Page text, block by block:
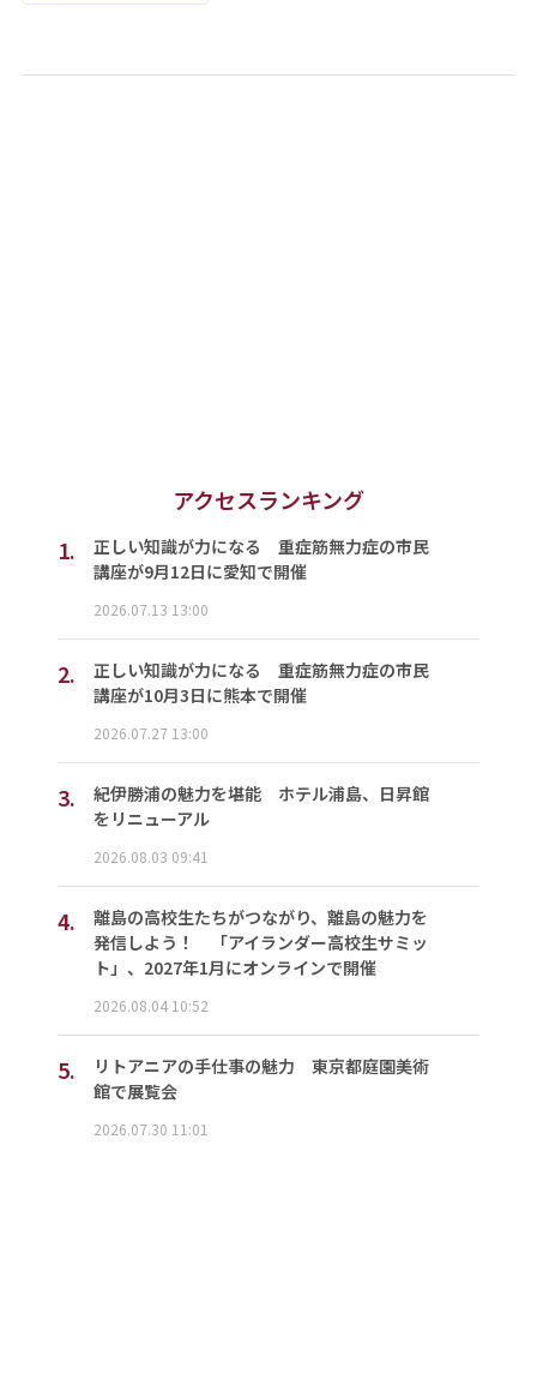
アクセスランキング
1.
正しい知識が力になる 重症筋無力症の市民
講座が9月12日に愛知で開催
2026.07.13 13:00
2.
正しい知識が力になる 重症筋無力症の市民
講座が10月3日に熊本で開催
2026.07.27 13:00
3.
紀伊勝浦の魅力を堪能 ホテル浦島、日昇館
をリニューアル
2026.08.03 09:41
4.
離島の高校生たちがつながり、離島の魅力を
発信しよう！ 「アイランダー高校生サミッ
ト」、2027年1月にオンラインで開催
2026.08.04 10:52
5.
リトアニアの手仕事の魅力 東京都庭園美術
館で展覧会
2026.07.30 11:01